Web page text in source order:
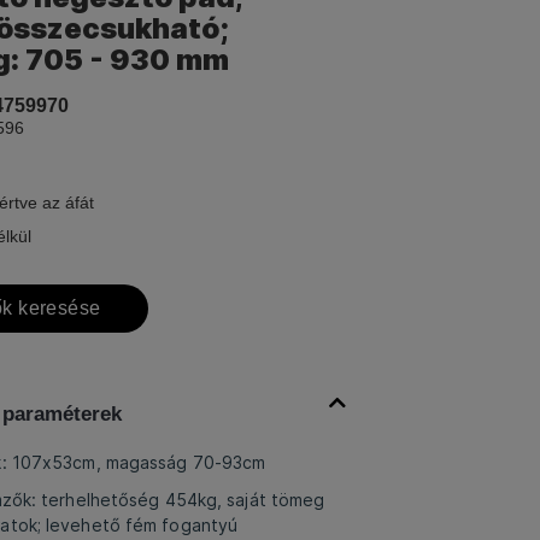
705 - 930 mm
az áfát
keresése
107x53cm, magasság 70-93cm
terhelhetőség 454kg, saját tömeg
levehető fém fogantyú